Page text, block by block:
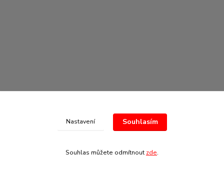
© Copyright 2020-2026 Marking Center CZ a.s.
Nastavení Souhlasím
Souhlas můžete odmítnout zde.